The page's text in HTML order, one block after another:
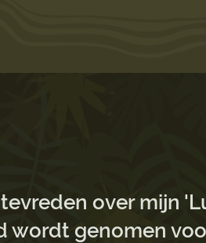
over mijn
wordt genomen